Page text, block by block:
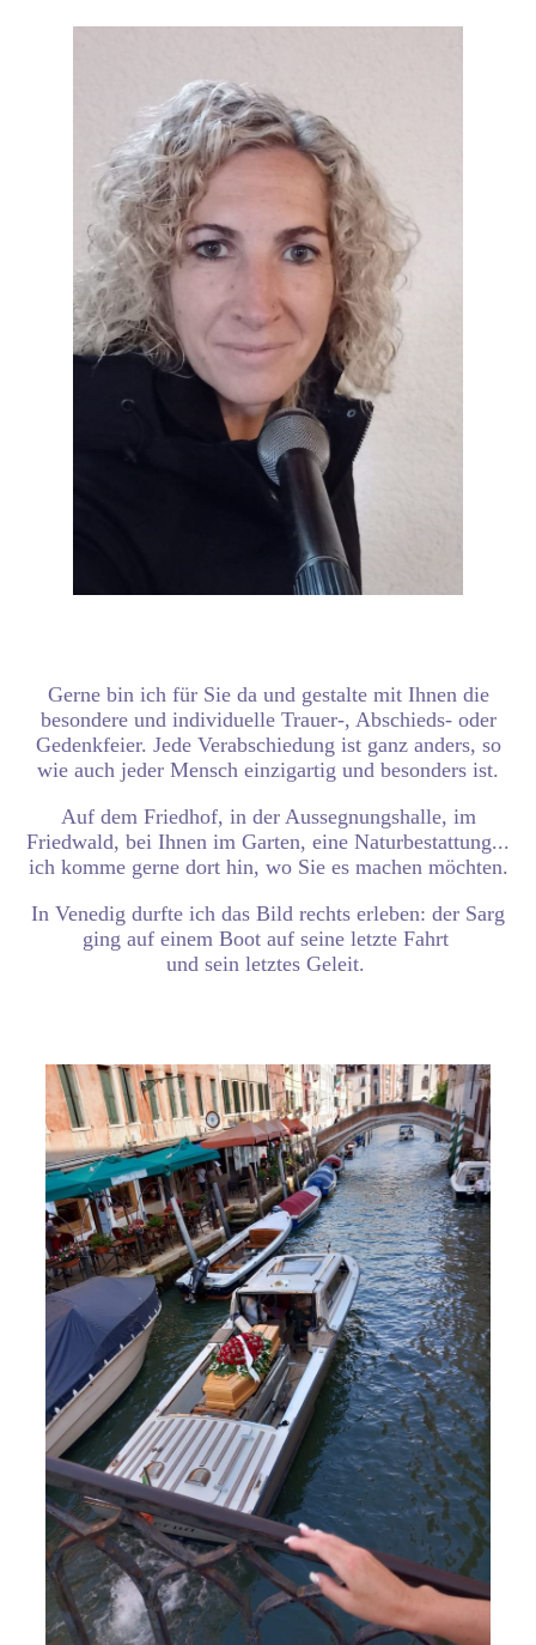
Gerne bin ich für Sie da und gestalte mit Ihnen die
besondere und individuelle Trauer-, Abschieds- oder
Gedenkfeier. Jede Verabschiedung ist ganz anders, so
wie auch jeder Mensch einzigartig und besonders ist.
Auf dem Friedhof, in der Aussegnungshalle, im
Friedwald, bei Ihnen im Garten, eine Naturbestattung...
ich komme gerne dort hin, wo Sie es machen möchten.
In Venedig durfte ich das Bild rechts erleben: der Sarg
ging auf einem Boot auf seine letzte Fahrt
und sein letztes Geleit.